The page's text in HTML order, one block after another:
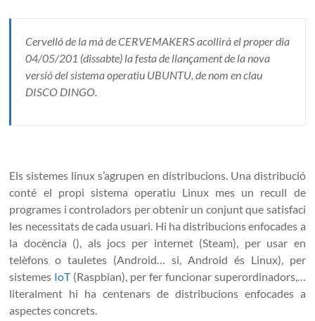
Cervelló de la mà de CERVEMAKERS acollirà el proper dia
04/05/201 (dissabte) la festa de llançament de la nova
versió del sistema operatiu UBUNTU, de nom en clau
DISCO DINGO.
Els sistemes linux s’agrupen en distribucions. Una distribució
conté el propi sistema operatiu Linux mes un recull de
programes i controladors per obtenir un conjunt que satisfaci
les necessitats de cada usuari. Hi ha distribucions enfocades a
la docència (), als jocs per internet (Steam), per usar en
telèfons o tauletes (Android… si, Android és Linux), per
sistemes IoT(Raspbian), per fer funcionar superordinadors,…
literalment hi ha centenars de distribucions enfocades a
aspectes concrets.